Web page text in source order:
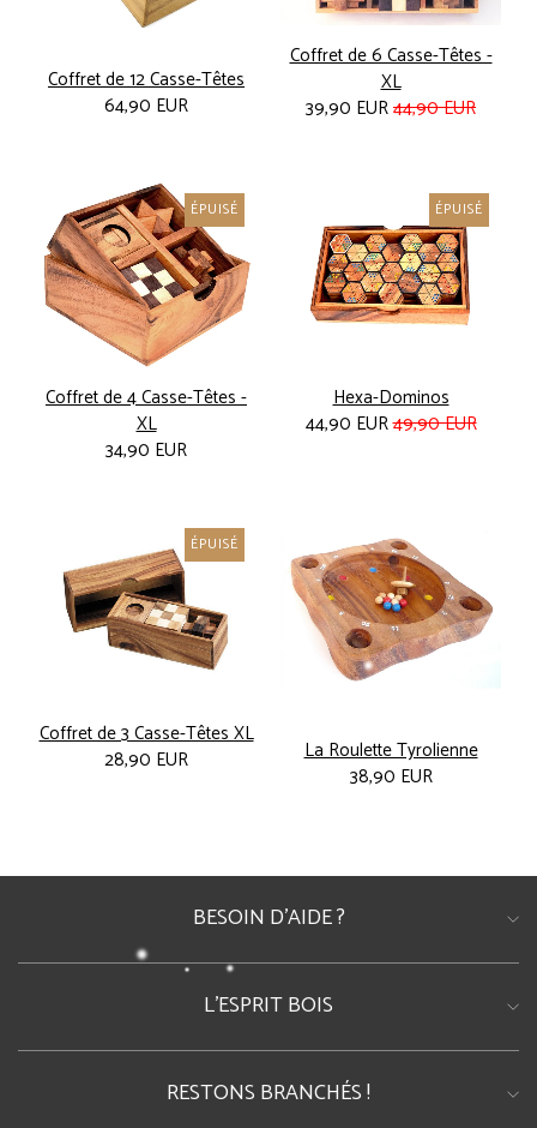
Coffret de 12 Casse-Têtes
64,90 EUR
Coffret de 6 Casse-Têtes -
XL
39,90 EUR44,90 EUR
ÉPUISÉ
Coffret de 4 Casse-Têtes -
XL
34,90 EUR
-10%
ÉPUISÉ
Hexa-Dominos
44,90 EUR49,90 EUR
ÉPUISÉ
Coffret de 3 Casse-Têtes XL
28,90 EUR
La Roulette Tyrolienne
38,90 EUR
BESOIN D'AIDE ?
Foire Aux Questions
Tél : 06.98.39.33.22
L'ESPRIT BOIS
• Qui Sommes-nous?
• Notre Blog
RESTONS BRANCHÉS !